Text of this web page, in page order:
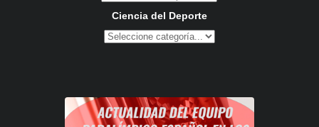
Ciencia del Deporte